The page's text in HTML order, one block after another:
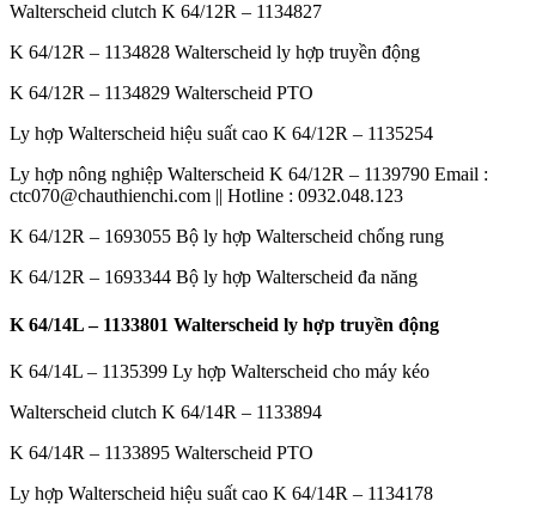
Walterscheid clutch K 64/12R – 1134827
K 64/12R – 1134828 Walterscheid ly hợp truyền động
K 64/12R – 1134829 Walterscheid PTO
Ly hợp Walterscheid hiệu suất cao K 64/12R – 1135254
Ly hợp nông nghiệp Walterscheid K 64/12R – 1139790 Email :
ctc070@chauthienchi.com || Hotline : 0932.048.123
K 64/12R – 1693055 Bộ ly hợp Walterscheid chống rung
K 64/12R – 1693344 Bộ ly hợp Walterscheid đa năng
K 64/14L – 1133801 Walterscheid ly hợp truyền động
K 64/14L – 1135399 Ly hợp Walterscheid cho máy kéo
Walterscheid clutch K 64/14R – 1133894
K 64/14R – 1133895 Walterscheid PTO
Ly hợp Walterscheid hiệu suất cao K 64/14R – 1134178